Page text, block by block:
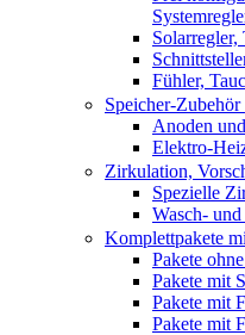
Solarregler,
Fühler,
Speicher-Zubehör
Anoden
Elektro-
Zirkulation,
Spezielle
Wasch-
Komplettpakete
Pakete
Pakete mit
Pakete mit
Pakete mit